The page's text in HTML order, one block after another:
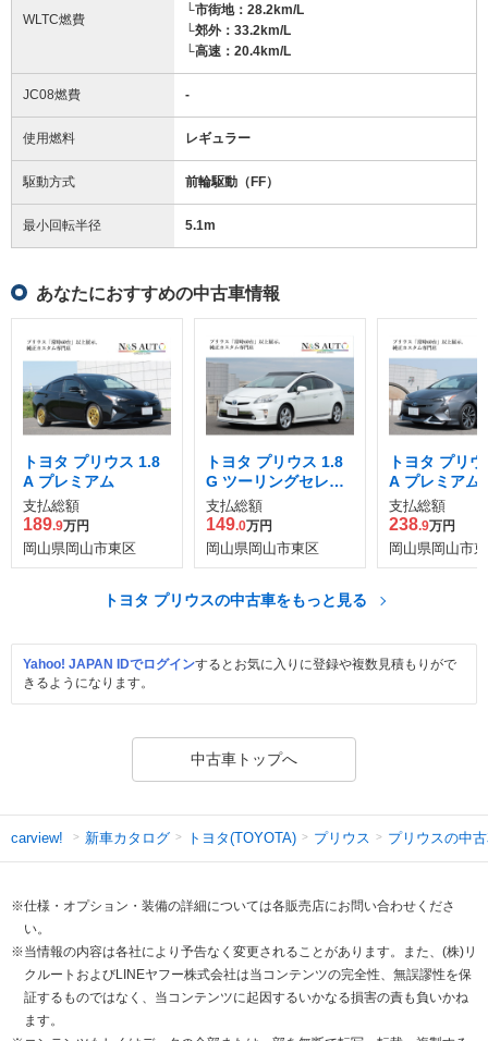
WLTC燃費
└市街地：28.2km/L
└郊外：33.2km/L
└高速：20.4km/L
JC08燃費 -
使用燃料 レギュラー
駆動方式 前輪駆動（FF）
最小回転半径 5.1m
あなたにおすすめの中古車情報
トヨタ プリウス 1.8
A プレミアム
支払総額
189.9万円
岡山県岡山市東区
トヨタ プリウス 1.8
G ツーリングセレク
ション
支払総額
149.0万円
岡山県岡山市東区
トヨタ プリ
A プレミアム
支払総額
238.9万円
岡山県岡山市
トヨタ プリウスの中古車をもっと見る
Yahoo! JAPAN IDでログインするとお気に入りに登録や複数見積もりがで
きるようになります。
中古車トップへ
carview! 新車カタログ トヨタ(TOYOTA) プリウス プリウスの中
※仕様・オプション・装備の詳細については各販売店にお問い合わせくださ
い。
※当情報の内容は各社により予告なく変更されることがあります。また、(株)リ
クルートおよびLINEヤフー株式会社は当コンテンツの完全性、無誤謬性を保
証するものではなく、当コンテンツに起因するいかなる損害の責も負いかね
ます。